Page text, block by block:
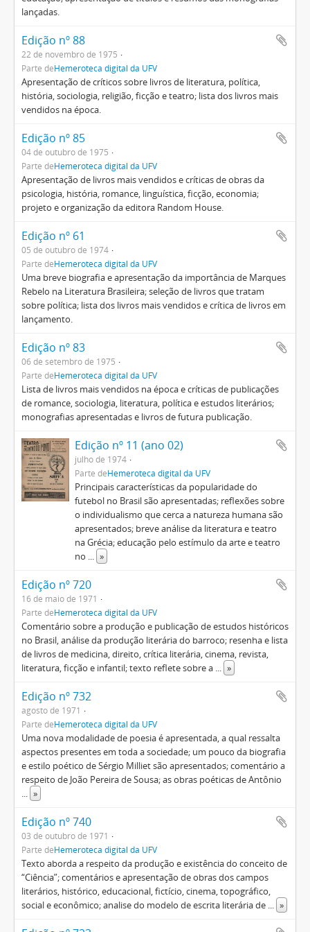
lançadas.
Edição nº 88
22 de novembro de 1975
Parte deHemeroteca digital da UFV
Apresentação de críticos sobre livros de literatura, política,
história, sociologia, religião, ficção e teatro; lista dos livros mais
vendidos na época.
Edição nº 85
04 de outubro de 1975
Parte deHemeroteca digital da UFV
Apresentação de livros mais vendidos e críticas de obras da
psicologia, história, romance, linguística, ficção, economia;
projeto e organização da editora Random House.
Edição nº 61
05 de outubro de 1974
Parte deHemeroteca digital da UFV
Uma breve biografia e apresentação da importância de Marques
Rebelo na Literatura Brasileira; seleção de livros que tratam
sobre política; lista dos livros mais vendidos e crítica de livros em
lançamento.
Edição nº 83
06 de setembro de 1975
Parte deHemeroteca digital da UFV
Lista de livros mais vendidos na época e críticas de publicações
de romance, sociologia, literatura, política e estudos literários;
monografias apresentadas e livros de futura publicação.
Edição nº 11 (ano 02)
julho de 1974
Parte deHemeroteca digital da UFV
Principais características da popularidade do
futebol no Brasil são apresentadas; reflexões sobre
o individualismo que cerca a natureza humana são
apresentados; breve análise da literatura e teatro
na Grécia; educação pelo estímulo da arte e teatro
no ... »
Edição nº 720
16 de maio de 1971
Parte deHemeroteca digital da UFV
Comentário sobre a produção e publicação de estudos históricos
no Brasil, análise da produção literária do barroco; resenha e lista
de livros de medicina, direito, crítica literária, cinema, revista,
literatura, ficção e infantil; texto reflete sobre a ... »
Edição nº 732
agosto de 1971
Parte deHemeroteca digital da UFV
Uma nova modalidade de poesia é apresentada, a qual ressalta
aspectos presentes em toda a sociedade; um pouco da biografia
e estilo poético de Sérgio Milliet são apresentados; comentário a
respeito de João Pereira de Sousa; as obras poéticas de Antônio
... »
Edição nº 740
03 de outubro de 1971
Parte deHemeroteca digital da UFV
Texto aborda a respeito da produção e existência do conceito de
“Ciência”; comentários e apresentação de obras dos campos
literários, histórico, educacional, fictício, cinema, topográfico,
social e econômico; analise do modelo de escrita literária de ... »